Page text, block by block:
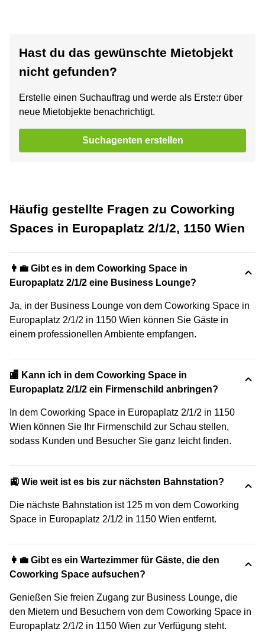
Hast du das gewünschte Mietobjekt
nicht gefunden?
Erstelle einen Suchauftrag und werde als Erste:r über
neue Mietobjekte benachrichtigt.
Suchagenten erstellen
Häufig gestellte Fragen zu Coworking
Spaces in Europaplatz 2/1/2, 1150 Wien
👩‍💼 Gibt es in dem Coworking Space in
Europaplatz 2/1/2 eine Business Lounge?
Ja, in der Business Lounge von dem Coworking Space in
Europaplatz 2/1/2 in 1150 Wien können Sie Gäste in
einem professionellen Ambiente empfangen.
🏬 Kann ich in dem Coworking Space in
Europaplatz 2/1/2 ein Firmenschild anbringen?
In dem Coworking Space in Europaplatz 2/1/2 in 1150
Wien können Sie Ihr Firmenschild zur Schau stellen,
sodass Kunden und Besucher Sie ganz leicht finden.
🚉 Wie weit ist es bis zur nächsten Bahnstation?
Die nächste Bahnstation ist 125 m von dem Coworking
Space in Europaplatz 2/1/2 in 1150 Wien entfernt.
👩‍💼 Gibt es ein Wartezimmer für Gäste, die den
Coworking Space aufsuchen?
Genießen Sie freien Zugang zur Business Lounge, die
den Mietern und Besuchern von dem Coworking Space in
Europaplatz 2/1/2 in 1150 Wien zur Verfügung steht.